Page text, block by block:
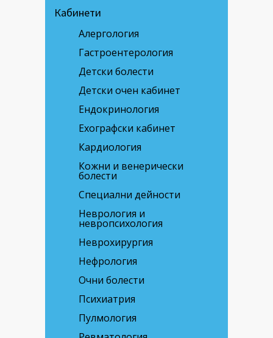
Кабинети
Алергология
Гастроентерология
Детски болести
Детски очен кабинет
Ендокринология
Ехографски кабинет
Кардиология
Кожни и венерически
болести
Специални дейности
Неврология и
невропсихология
Неврохирургия
Нефрология
Очни болести
Психиатрия
Пулмология